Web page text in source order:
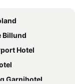
Billund
Hotel
Garnihotel